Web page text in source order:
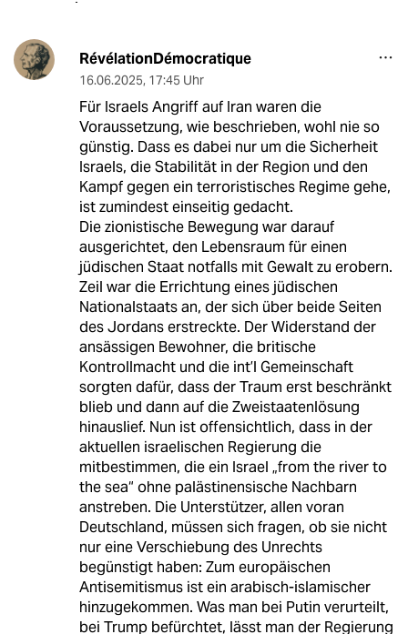
RévélationDémocratique
16.06.2025, 17:45 Uhr
Für Israels Angriff auf Iran waren die
Voraussetzung, wie beschrieben, wohl nie so
günstig. Dass es dabei nur um die Sicherheit
Israels, die Stabilität in der Region und den
Kampf gegen ein terroristisches Regime gehe,
ist zumindest einseitig gedacht.
Die zionistische Bewegung war darauf
ausgerichtet, den Lebensraum für einen
jüdischen Staat notfalls mit Gewalt zu erobern.
Zeil war die Errichtung eines jüdischen
Nationalstaats an, der sich über beide Seiten
des Jordans erstreckte. Der Widerstand der
ansässigen Bewohner, die britische
Kontrollmacht und die int’l Gemeinschaft
sorgten dafür, dass der Traum erst beschränkt
blieb und dann auf die Zweistaatenlösung
hinauslief. Nun ist offensichtlich, dass in der
aktuellen israelischen Regierung die
mitbestimmen, die ein Israel „from the river to
the sea“ ohne palästinensische Nachbarn
anstreben. Die Unterstützer, allen voran
Deutschland, müssen sich fragen, ob sie nicht
nur eine Verschiebung des Unrechts
begünstigt haben: Zum europäischen
Antisemitismus ist ein arabisch-islamischer
hinzugekommen. Was man bei Putin verurteilt,
bei Trump befürchtet, lässt man der Regierung